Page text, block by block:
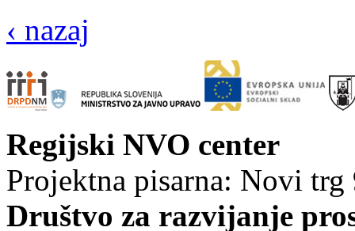
‹ nazaj
Regijski NVO center
Projektna pisarna: Novi
Društvo za razvijanje